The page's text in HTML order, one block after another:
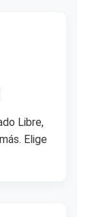
Libre,
Elige